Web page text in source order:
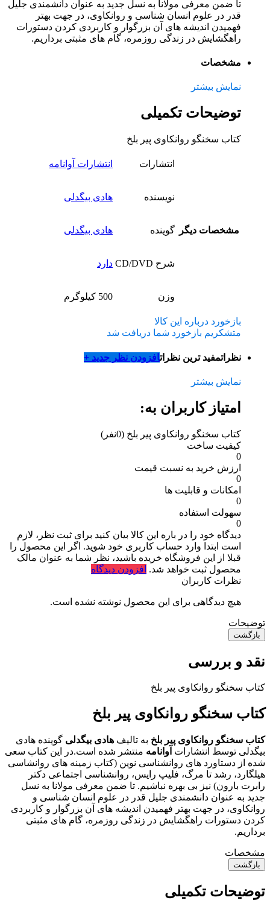
تا ضمن معرفی مولانا به نسل جدید به عنوان دانشمندی جلیل
قدر در علوم انسان شناسی و روانکاوی، در جهت بهتر
فهمیدن اندیشه های آن بزرگوار و کاربردی کردن دستورات
راهگشایش در زندگی روزمره، گام های مثبتی برداریم.
مشخصات
نمایش بیشتر
توضیحات تکمیلی
کتاب سخنگو روانکاوی پیر بلخ
مشخصات دیگر
انتشارات انتشارات آوانامه
نویسنده هادی بیگدلی
گوینده هادی بیگدلی
شرح CD/DVD دارد
وزن 500 کیلوگرم
بازخورد درباره این کالا
متشکریم بازخورد شما دریافت شد
نظراتمفید ترین نظراتافزودن نظر جدید +
نمایش بیشتر
امتیاز کاربران به:
کتاب سخنگو روانکاوی پیر بلخ (0نفر)
کیفیت ساخت
0
ارزش خرید به نسبت قیمت
0
امکانات و قابلیت ها
0
سهولت استفاده
0
دیدگاه خود را در باره این کالا بیان کنید برای ثبت نظر، لازم
است ابتدا وارد حساب کاربری خود شوید. اگر این محصول را
قبلا از این فروشگاه خریده باشید، نظر شما به عنوان مالک
محصول ثبت خواهد شد. افزودن دیدگاه
نظرات کاربران
هیچ دیدگاهی برای این محصول نوشته نشده است.
توضیحات
بازگشت
نقد و بررسی
کتاب سخنگو روانکاوی پیر بلخ
کتاب سخنگو روانکاوی پیر بلخ
کتاب سخنگو روانکاوی پیر بلخ به تالیف هادی بیگدلی گوینده هادی
بیگدلی توسط انتشارات آوانامه منتشر شده است.در این کتاب سعی
شده از دستاورد های روانشناسی نوین (کتاب زمینه های روانشاسی
هیلگارد، رشد تا مرگ، فلیپ رایس، روانشناسی اجتماعی دکتر
رابرت بارون) نیز بی بهره نباشیم. تا ضمن معرفی مولانا به نسل
جدید به عنوان دانشمندی جلیل قدر در علوم انسان شناسی و
روانکاوی، در جهت بهتر فهمیدن اندیشه های آن بزرگوار و کاربردی
کردن دستورات راهگشایش در زندگی روزمره، گام های مثبتی
برداریم.
مشخصات
بازگشت
توضیحات تکمیلی